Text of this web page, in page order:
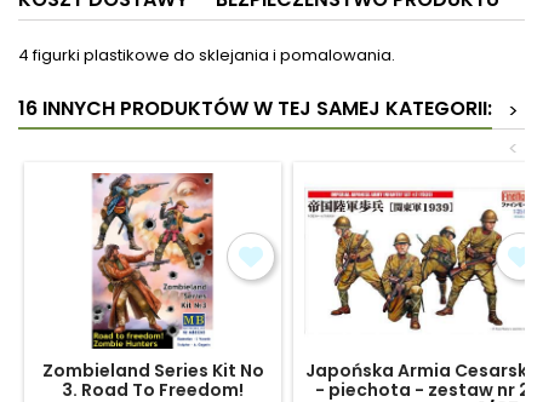
4 figurki plastikowe do sklejania i pomalowania.
16 INNYCH PRODUKTÓW W TEJ SAMEJ KATEGORII:
>
<
Zombieland Series Kit No
3. Road To Freedom!
Japońska Armia Cesarska
- piechota - zestaw nr 2